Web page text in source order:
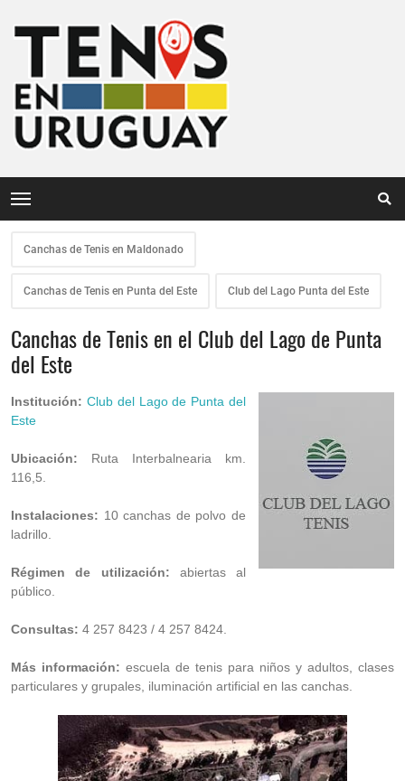
Canchas de Tenis en Maldonado
Canchas de Tenis en Punta del Este Club del Lago Punta del Este
Canchas de Tenis en el Club del Lago de Punta
del Este
Institución: Club del Lago de Punta del
Este
Ubicación: Ruta Interbalnearia km.
116,5.
Instalaciones: 10 canchas de polvo de
ladrillo.
Régimen de utilización: abiertas al
público.
Consultas: 4 257 8423 / 4 257 8424.
Más información: escuela de tenis para niños y adultos, clases
particulares y grupales, iluminación artificial en las canchas.